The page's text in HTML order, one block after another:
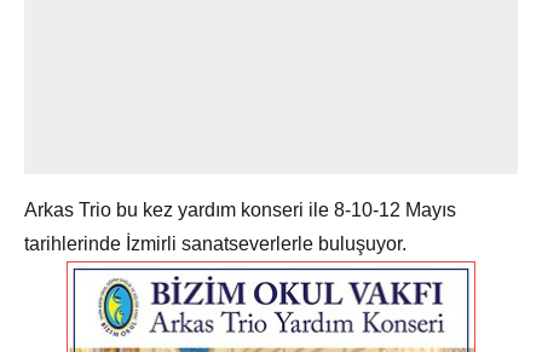
Arkas Trio bu kez yardım konseri ile ​8-10-12 Mayıs
tarihlerinde İzmirli sanatseverlerle buluşuyor.